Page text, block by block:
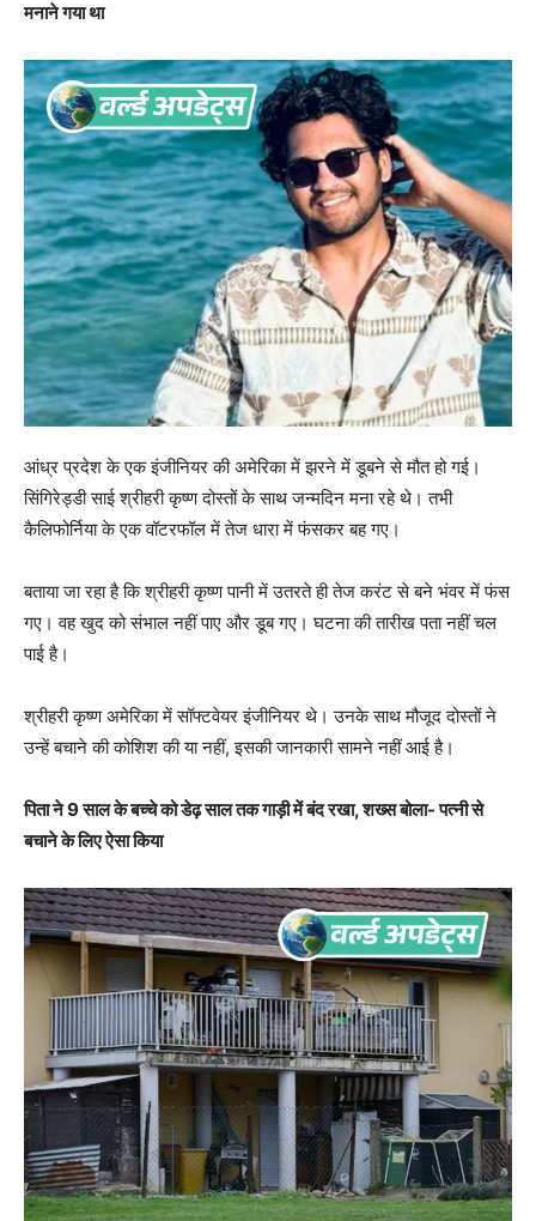
मनाने गया था
आंध्र प्रदेश के एक इंजीनियर की अमेरिका में झरने में डूबने से मौत हो गई।
सिंगिरेड्डी साई श्रीहरी कृष्ण दोस्तों के साथ जन्मदिन मना रहे थे। तभी
कैलिफोर्निया के एक वॉटरफॉल में तेज धारा में फंसकर बह गए।
बताया जा रहा है कि श्रीहरी कृष्ण पानी में उतरते ही तेज करंट से बने भंवर में फंस
गए। वह खुद को संभाल नहीं पाए और डूब गए। घटना की तारीख पता नहीं चल
पाई है।
श्रीहरी कृष्ण अमेरिका में सॉफ्टवेयर इंजीनियर थे। उनके साथ मौजूद दोस्तों ने
उन्हें बचाने की कोशिश की या नहीं, इसकी जानकारी सामने नहीं आई है।
पिता ने 9 साल के बच्चे को डेढ़ साल तक गाड़ी में बंद रखा, शख्स बोला- पत्नी से
बचाने के लिए ऐसा किया